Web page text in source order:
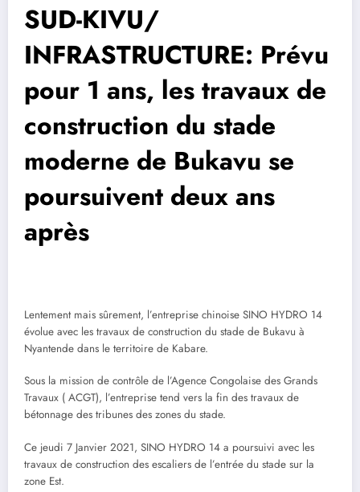
SUD-KIVU/
INFRASTRUCTURE: Prévu
pour 1 ans, les travaux de
construction du stade
moderne de Bukavu se
poursuivent deux ans
après
Lentement mais sûrement, l’entreprise chinoise SINO HYDRO 14
évolue avec les travaux de construction du stade de Bukavu à
Nyantende dans le territoire de Kabare.
Sous la mission de contrôle de l’Agence Congolaise des Grands
Travaux ( ACGT), l’entreprise tend vers la fin des travaux de
bétonnage des tribunes des zones du stade.
Ce jeudi 7 Janvier 2021, SINO HYDRO 14 a poursuivi avec les
travaux de construction des escaliers de l’entrée du stade sur la
zone Est.